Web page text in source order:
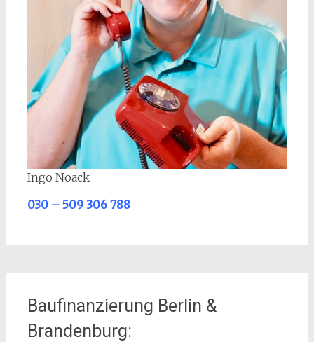
Ingo Noack
030 – 509 306 788
Baufinanzierung Berlin &
Brandenburg: